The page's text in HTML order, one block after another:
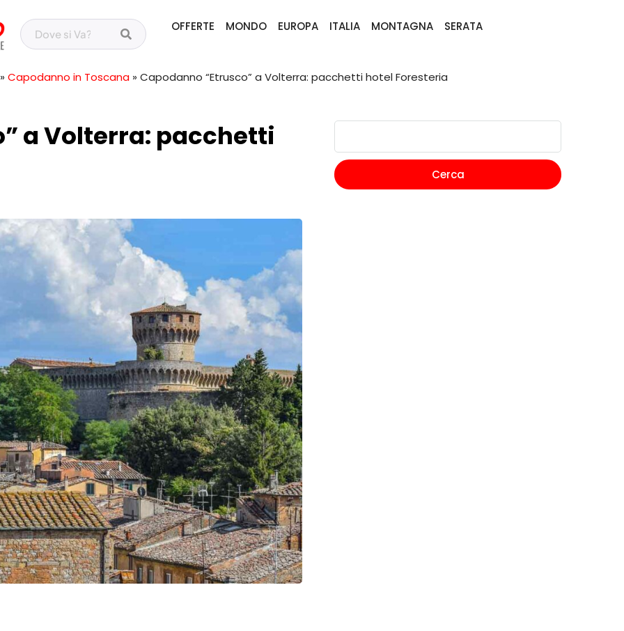
OFFERTE MONDO EUROPA ITALIA MONTAGNA SERATA
» Capodanno in Toscana » Capodanno “Etrusco” a Volterra: pacchetti hotel Foresteria
a Volterra: pacchetti